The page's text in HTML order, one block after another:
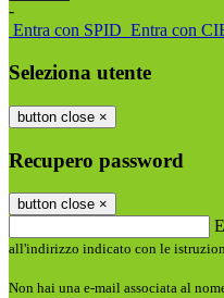
-
Entra con SPID Entra con
Seleziona utente
button close ×
Recupero password
button close ×
all'indirizzo indicato con le
Non hai una e-mail associata al